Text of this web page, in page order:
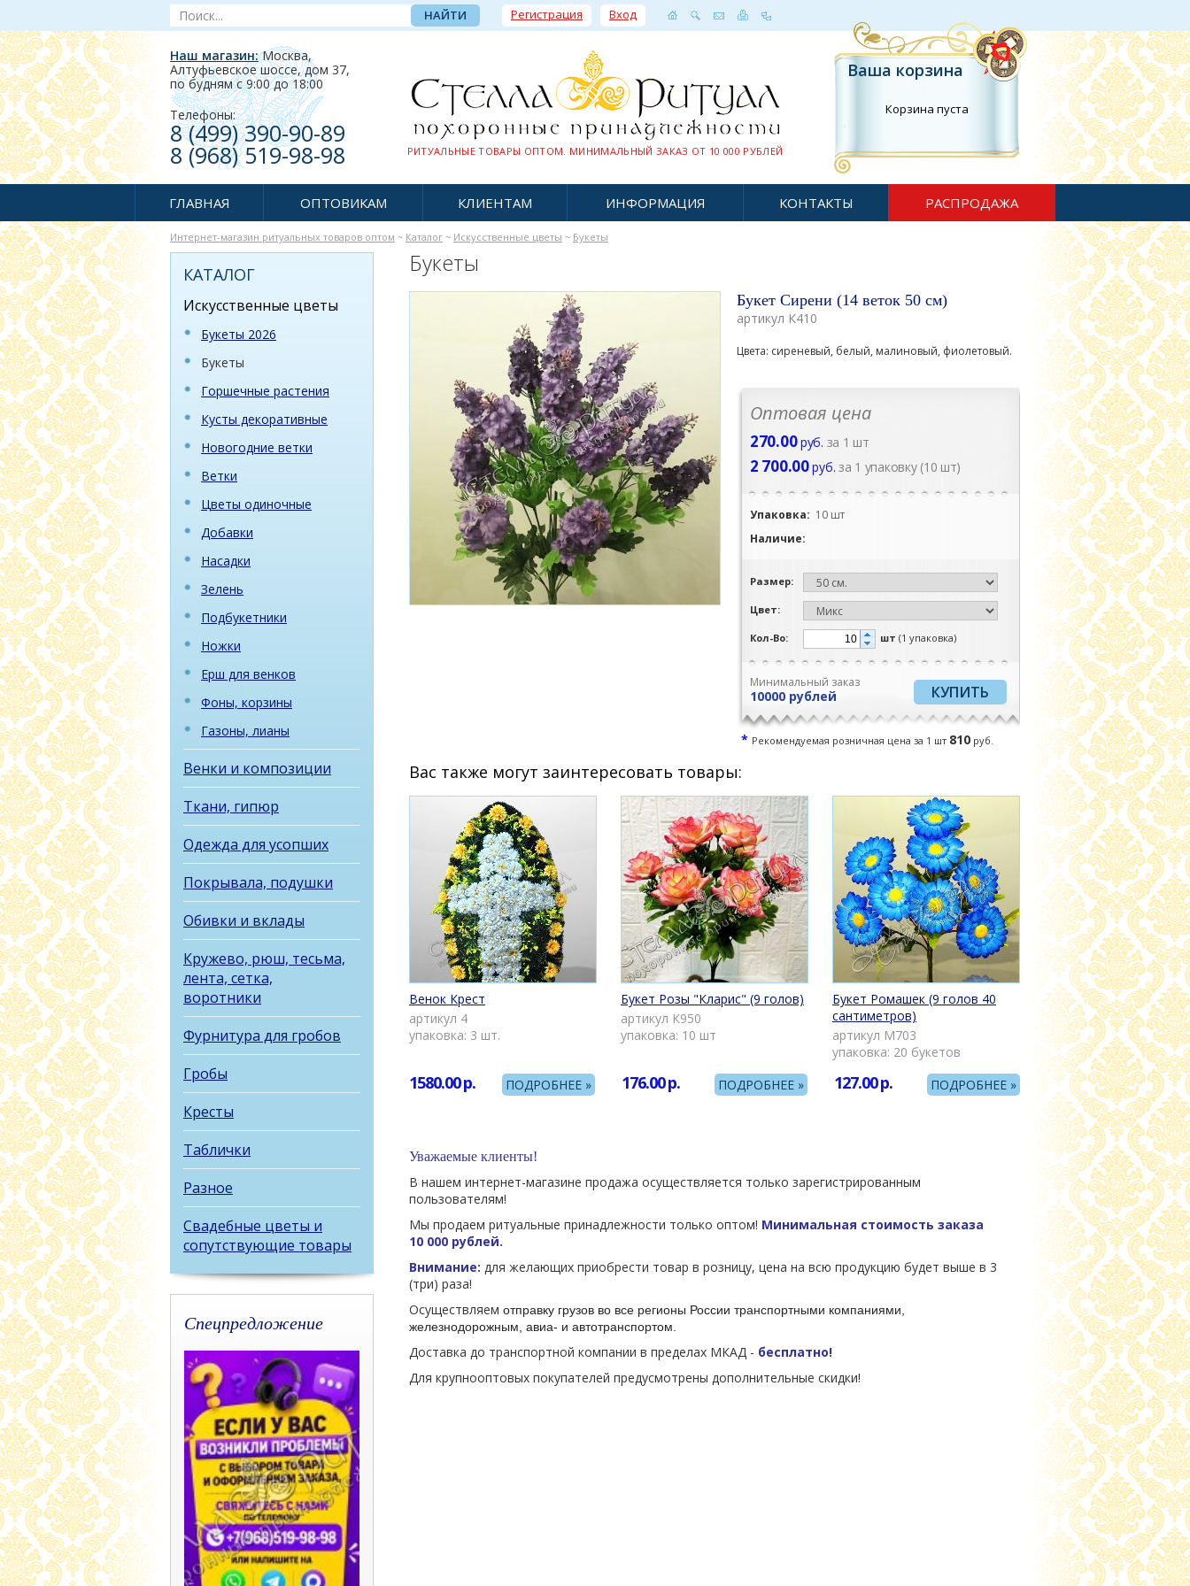
Регистрация Вход
РИТУАЛЬНЫЕ ТОВАРЫ ОПТОМ. МИНИМАЛЬНЫЙ ЗАКАЗ ОТ 10 000 РУБЛЕЙ
Наш магазин:Москва,
Алтуфьевское шоссе, дом 37,
по будням c 9:00 до 18:00
Телефоны:
8 (499) 390-90-89
8 (968) 519-98-98
Ваша корзина
Корзина пуста
ГЛАВНАЯ ОПТОВИКАМ КЛИЕНТАМ ИНФОРМАЦИЯ КОНТАКТЫ РАСПРОДАЖА
Интернет-магазин ритуальных товаров оптом ~ Каталог ~ Искусственные цветы ~ Букеты
КАТАЛОГ
Искусственные цветы
Букеты 2026
Букеты
Горшечные растения
Кусты декоративные
Новогодние ветки
Ветки
Цветы одиночные
Добавки
Насадки
Зелень
Подбукетники
Ножки
Ерш для венков
Фоны, корзины
Газоны, лианы
Венки и композиции
Ткани, гипюр
Одежда для усопших
Покрывала, подушки
Обивки и вклады
Кружево, рюш, тесьма,
лента, сетка,
воротники
Фурнитура для гробов
Гробы
Кресты
Таблички
Разное
Свадебные цветы и
сопутствующие товары
Спецпредложение
Букеты
Букет Сирени (14 веток 50 см)
артикул К410
Цвета: сиреневый, белый, малиновый, фиолетовый.
Оптовая цена
270.00руб. за 1 шт
2 700.00руб. за 1 упаковку (10 шт)
Упаковка: 10 шт
Наличие:
Размер:
Цвет:
Кол-Во: шт (1 упаковка)
Минимальный заказ
10000 рублей
* Рекомендуемая розничная цена за 1 шт 810 руб.
Вас также могут заинтересовать товары:
Венок Крест
артикул 4
упаковка: 3 шт.
Букет Розы "Кларис" (9 голов)
артикул К950
упаковка: 10 шт
Букет Ромашек (9 голов 40
сантиметров)
артикул М703
упаковка: 20 букетов
ПОДРОБНЕЕ »
1580.00р. ПОДРОБНЕЕ »
176.00р. ПОДРОБНЕЕ »
127.00р.
Уважаемые клиенты!
В нашем интернет-магазине продажа осуществляется только зарегистрированным
пользователям!
Мы продаем ритуальные принадлежности только оптом! Минимальная стоимость заказа
10 000 рублей.
Внимание: для желающих приобрести товар в розницу, цена на всю продукцию будет выше в 3
(три) раза!
Осуществляем отправку грузов во все регионы России транспортными компаниями,
железнодорожным, авиа- и автотранспортом.
Доставка до транспортной компании в пределах МКАД - бесплатно!
Для крупнооптовых покупателей предусмотрены дополнительные скидки!